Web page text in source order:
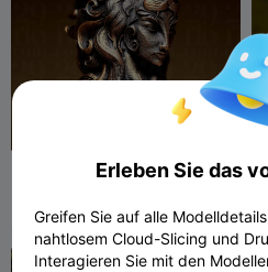
[5/12] Lady LEO - Der
Erleben Sie das
Greifen Sie auf alle
nahtlosem Cloud-Slicing und
Interagieren Sie mit den